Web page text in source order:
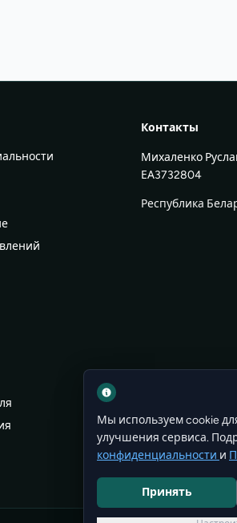
Контакты
Михаленко
ЕА3732804
Республика
Мы используем cookie
улучшения сервиса.
конфиденциальности и
Принять